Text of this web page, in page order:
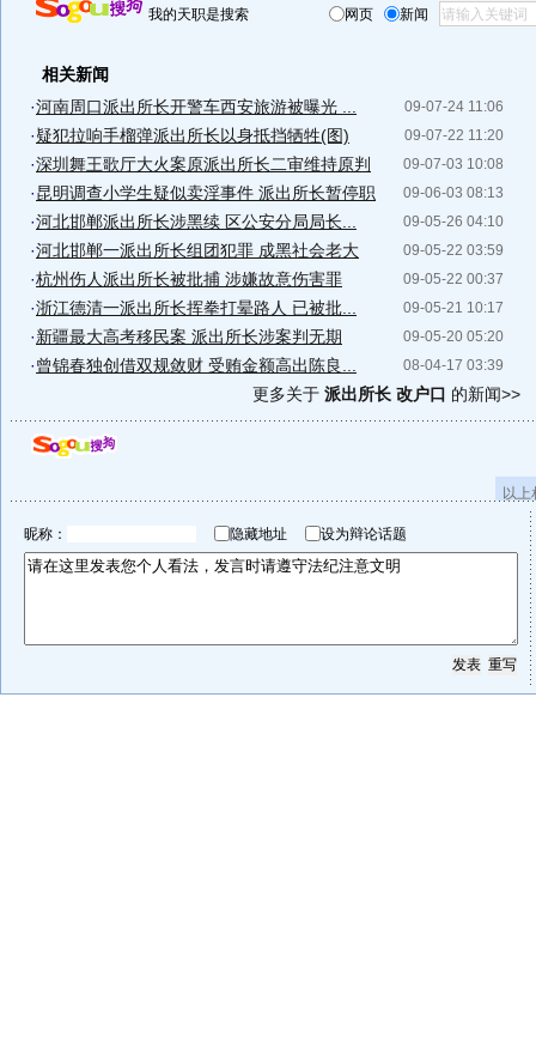
我的天职是搜索 网页 新闻
相关新闻
09-07-24 11:06
·河南周口派出所长开警车西安旅游被曝光 ...
09-07-22 11:20
·疑犯拉响手榴弹派出所长以身抵挡牺牲(图)
09-07-03 10:08
·深圳舞王歌厅大火案原派出所长二审维持原判
09-06-03 08:13
·昆明调查小学生疑似卖淫事件 派出所长暂停职
09-05-26 04:10
·河北邯郸派出所长涉黑续 区公安分局局长...
09-05-22 03:59
·河北邯郸一派出所长组团犯罪 成黑社会老大
09-05-22 00:37
·杭州伤人派出所长被批捕 涉嫌故意伤害罪
09-05-21 10:17
·浙江德清一派出所长挥拳打晕路人 已被批...
09-05-20 05:20
·新疆最大高考移民案 派出所长涉案判无期
08-04-17 03:39
·曾锦春独创借双规敛财 受贿金额高出陈良...
更多关于 派出所长 改户口 的新闻>>
以
昵称： 隐藏地址 设为辩论话题